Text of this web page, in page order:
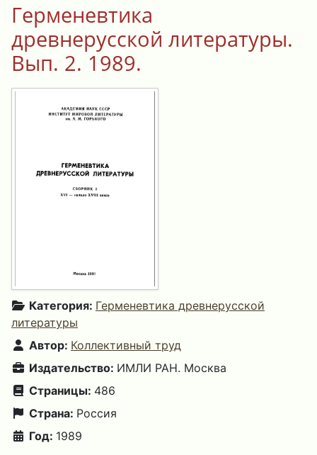
Герменевтика
древнерусской литературы.
Вып. 2. 1989.
Категория: Герменевтика древнерусской
литературы
Автор: Коллективный труд
Издательство: ИМЛИ РАН. Москва
Страницы: 486
Страна: Россия
Год: 1989